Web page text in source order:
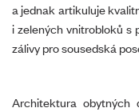
a jednak artikuluje
i zelených vnitrobloků s
zálivy pro sousedská
Architektura obytných